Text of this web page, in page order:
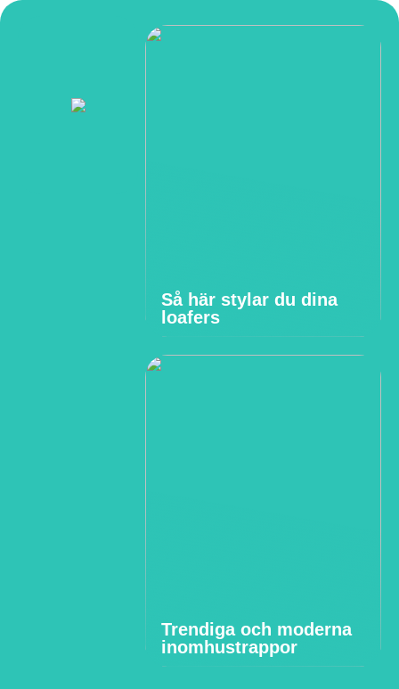
Så här stylar du dina
loafers
Trendiga och moderna
inomhustrappor